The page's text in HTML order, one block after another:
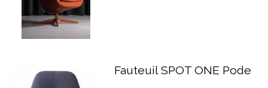
Fauteuil SPOT ONE Pode